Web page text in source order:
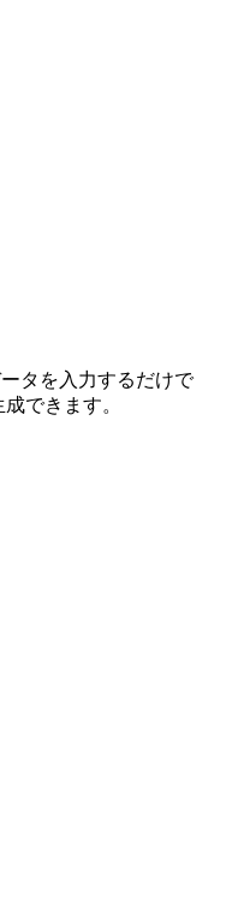
タを入力するだけで
できます。